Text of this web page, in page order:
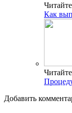
Как
Добавить